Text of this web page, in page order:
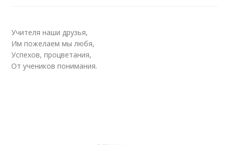
Учителя наши друзья,
Им пожелаем мы любя,
Успехов, процветания,
От учеников понимания.